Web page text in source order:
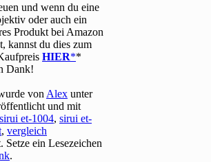
und wenn du eine
oder auch ein
Produkt bei Amazon
kannst du dies zum
HIER *
Dank!
von Alex unter
und mit
sirui et-1004,sirui et-
,vergleich
Setze ein Lesezeichen
.